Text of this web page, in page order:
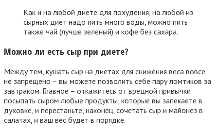
Как и на любой диете для похудения, на любой из
сырных диет надо пить много воды, можно пить
также чай (лучше зеленый) и кофе без сахара.
Можно ли есть сыр при диете?
Между тем, кушать сыр на диетах для снижения веса вовсе
не запрещено – вы можете позволить себе пару ломтиков за
завтраком. Главное – откажитесь от вредной привычки
посыпать сыром любые продукты, которые вы запекаете в
духовке, и перестаньте, наконец, сочетать сыр и майонез в
салатах, и ваш вес будет в порядке.